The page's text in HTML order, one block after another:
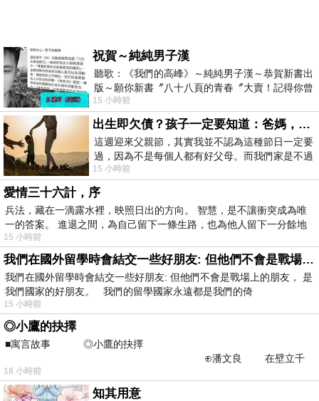
祝賀～純純男子漢
聽歌：《我們的高峰》～純純男子漢～恭賀新書出
版～願你新書〞八十八頁的青春〞大賣！記得你曾
經在我的版留言…「好讚的圖^^感覺大家
15 小時前
出生即欠債？孩子一定要知道：爸媽，其實我不欠你們
這週迎來父親節，其實我並不認為這種節日一定要
過，因為不是每個人都有好父母。而我們家是不過
節的，平時也沒什麼儀式感，生活趨近冷
15 小時前
愛情三十六計，序
兵法，藏在一滴露水裡，映照日出的方向。 智慧，是不讓衝突成為唯
一的答案。 進退之間，為自己留下一條生路，也為他人留下一分餘地
15 小時前
我們在國外留學時會結交一些好朋友: 但他們不會是戰場上的朋友
我們在國外留學時會結交一些好朋友: 但他們不會是戰場上的朋友， 是
我們國家的好朋友。 我們的留學國家永遠都是我們的倚
15 小時前
◎小鷹的抉擇
■寓言故事 ◎小鷹的抉擇
⊕潘文良 在壁立千
仞的懸崖上，有一座遮天蔽
18 小時前
知其用意